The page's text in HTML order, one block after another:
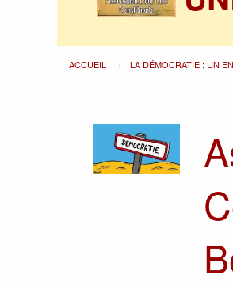
ACCUEIL LA DÉMOCRATIE : UN